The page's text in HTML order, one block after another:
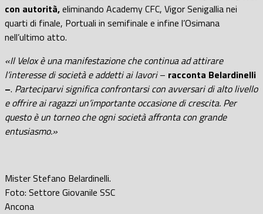
con autorità,eliminando Academy CFC, Vigor Senigallia nei
quarti di finale, Portuali in semifinale e infine l’Osimana
nell’ultimo atto.
«Il Velox è una manifestazione che continua ad attirare
l’interesse di società e addetti ai lavori– racconta Belardinelli
–. Parteciparvi significa confrontarsi con avversari di alto livello
e offrire ai ragazzi un’importante occasione di crescita. Per
questo è un torneo che ogni società affronta con grande
entusiasmo.»
Mister Stefano Belardinelli.
Foto: Settore Giovanile SSC
Ancona